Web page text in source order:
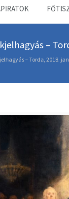
–
– Torda, 2018.